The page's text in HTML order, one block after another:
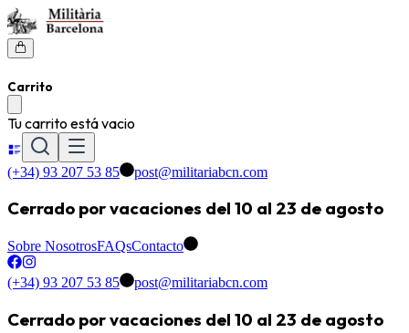
Carrito
Tu carrito está vacio
(+34) 93 207 53 85 post@militariabcn.com
Cerrado por vacaciones del 10 al 23 de agosto
Sobre NosotrosFAQsContacto
(+34) 93 207 53 85 post@militariabcn.com
Cerrado por vacaciones del 10 al 23 de agosto